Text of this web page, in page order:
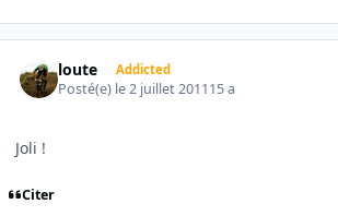
loute Addicted
Posté(e) le 2 juillet 201115 a
Joli !
Citer